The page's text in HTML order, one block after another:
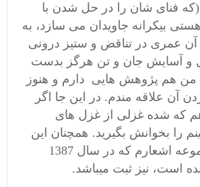
فنای شان را در حل شدن با
بیکرانه جاویدان می سازد، به
آن عمری در تناقض و ستیز درونی
و آسایش جان و تن هرگز بدست
من هم پژوهش هایی دارم و هنوز
آن علاقه مندم. در این جا اگر
هم که شده غزلی از غزل های
را بخوانش بگیرید. همچنان این
غزل در کتاب مجموعه اشعارم که در سال 1387
است، نیز ثبت می‏باشد.